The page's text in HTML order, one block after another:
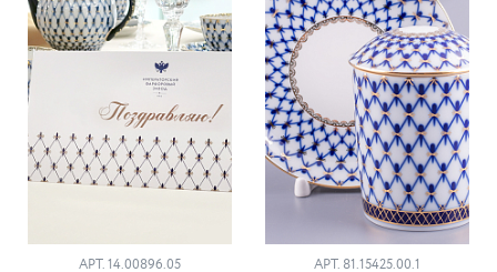
АРТ. 14.00896.05 АРТ. 81.15425.00.1